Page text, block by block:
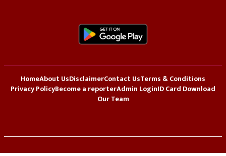
HomeAbout UsDisclaimerContact UsTerms & Conditions
Privacy PolicyBecome a reporterAdmin LoginID Card Download
Our Team